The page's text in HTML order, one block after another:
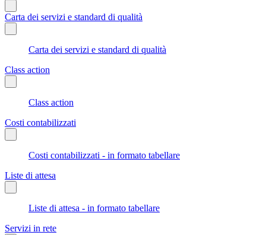
Carta dei servizi e standard di qualità
Carta dei servizi e standard di qualità
Class action
Class action
Costi contabilizzati
Costi contabilizzati - in formato tabellare
Liste di attesa
Liste di attesa - in formato tabellare
Servizi in rete